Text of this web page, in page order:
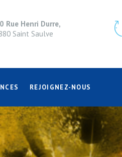
Rue Henri Durre,
Saint Saulve
REJOIGNEZ-NOUS